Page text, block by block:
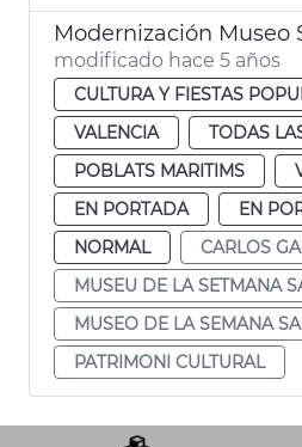
Modernización Museo
modificado hace 5 años
CULTURA Y FIESTAS
VALENCIA
TODAS
POBLATS MARITIMS
EN PORTADA
EN
NORMAL
CARLOS
MUSEU DE LA SETMANA
MUSEO DE LA SEMANA
PATRIMONI CULTURAL